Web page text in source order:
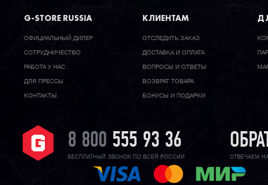
G-STORE RUSSIA
ОФИЦИАЛЬНЫЙ ДИЛЕР
CОТРУДНИЧЕСТВО
РАБОТА У НАС
ДЛЯ ПРЕССЫ
КОНТАКТЫ
КЛИЕНТАМ
ОТСЛЕДИТЬ ЗАКАЗ
ДОСТАВКА И ОПЛАТА
ВОПРОСЫ И ОТВЕТЫ
ВОЗВРАТ ТОВАРА
БОНУСЫ И ПОДАРКИ
8 800 555 93 36
БЕСПЛАТНЫЙ ЗВОНОК ПО ВСЕЙ РОССИИ ОТВЕЧАЕМ